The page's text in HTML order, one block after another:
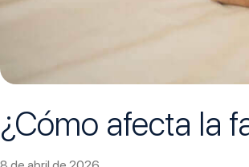
¿Cómo afecta la